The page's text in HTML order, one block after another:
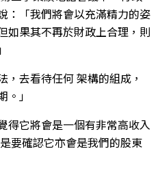
：「我們將會以充滿精力的姿
如果其不再於財政上合理，則
，去看待任何 架構的組成，
」
得它將會是一個有非常高收入
要確認它亦會是我們的股東